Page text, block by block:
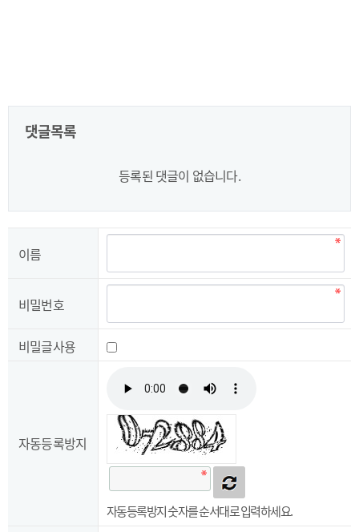
댓글목록
등록된 댓글이 없습니다.
이름
비밀번호
비밀글사용
자동등록방지
자동등록방지 숫자를 순서대로 입력하세요.